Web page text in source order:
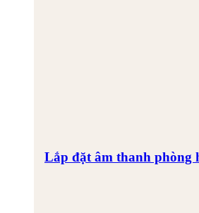
Lắp đặt âm thanh phòng